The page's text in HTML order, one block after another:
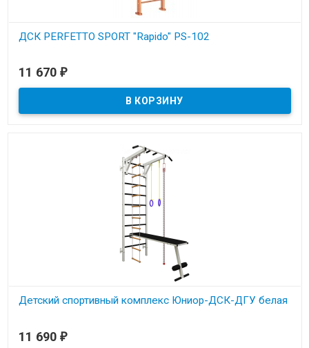
ДСК PERFETTO SPORT "Rapido" PS-102
11 670 ₽
Детский спортивный комплекс Юниор-ДСК-ДГУ белая
11 690 ₽